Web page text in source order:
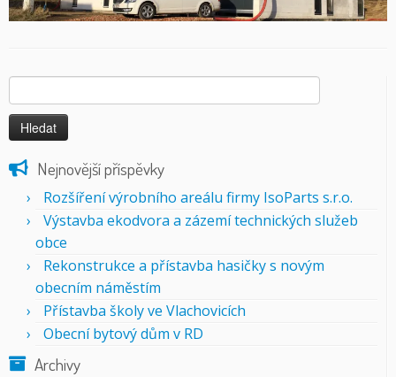
Vyhledávání
Nejnovější příspěvky
Rozšíření výrobního areálu firmy IsoParts s.r.o.
Výstavba ekodvora a zázemí technických služeb
obce
Rekonstrukce a přístavba hasičky s novým
obecním náměstím
Přístavba školy ve Vlachovicích
Obecní bytový dům v RD
Archivy